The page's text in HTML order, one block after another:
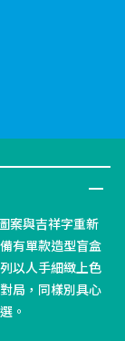
案與吉祥字重新
有單款造型盲盒
以人手細緻上色
局，同樣別具心
。